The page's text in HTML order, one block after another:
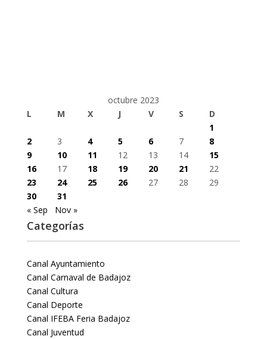
octubre 2023
L
M X J V S
D
1
2
3 4 5 6 7
8
9
10 11 12 13 14
15
16
17 18 19 20 21
22
23
24 25 26 27 28
29
30
31
« Sep
Nov »
Categorías
Canal Ayuntamiento
Canal Carnaval de Badajoz
Canal Cultura
Canal Deporte
Canal IFEBA Feria Badajoz
Canal Juventud